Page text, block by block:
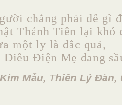
chẳng phải dễ gì
Thánh Tiên lại khó
một ly là đắc quả,
Diêu Điện Mẹ đang
Mẫu, Thiên Lý Đàn,